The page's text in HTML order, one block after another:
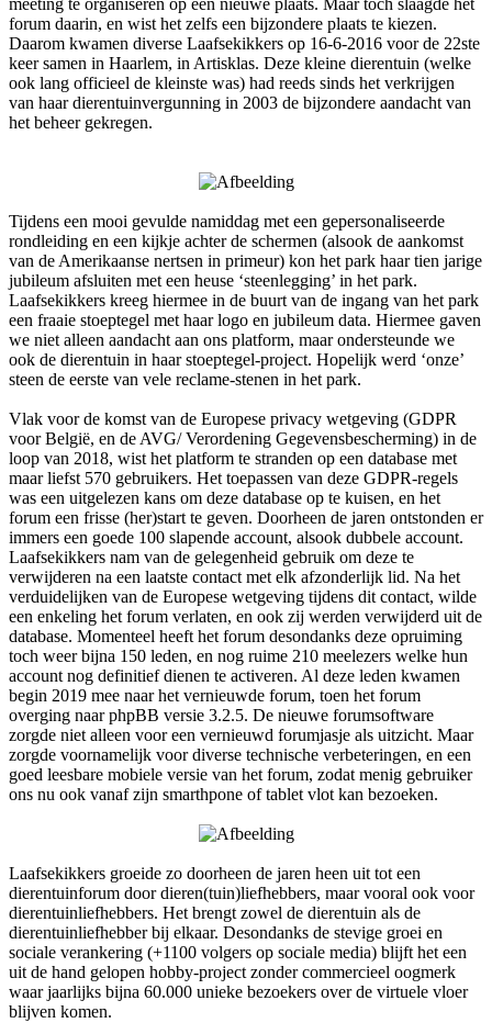
meeting te organiseren op een nieuwe plaats. Maar toch slaagde het
forum daarin, en wist het zelfs een bijzondere plaats te kiezen.
Daarom kwamen diverse Laafsekikkers op 16-6-2016 voor de 22ste
keer samen in Haarlem, in Artisklas. Deze kleine dierentuin (welke
ook lang officieel de kleinste was) had reeds sinds het verkrijgen
van haar dierentuinvergunning in 2003 de bijzondere aandacht van
het beheer gekregen.
Tijdens een mooi gevulde namiddag met een gepersonaliseerde
rondleiding en een kijkje achter de schermen (alsook de aankomst
van de Amerikaanse nertsen in primeur) kon het park haar tien jarige
jubileum afsluiten met een heuse ‘steenlegging’ in het park.
Laafsekikkers kreeg hiermee in de buurt van de ingang van het park
een fraaie stoeptegel met haar logo en jubileum data. Hiermee gaven
we niet alleen aandacht aan ons platform, maar ondersteunde we
ook de dierentuin in haar stoeptegel-project. Hopelijk werd ‘onze’
steen de eerste van vele reclame-stenen in het park.
Vlak voor de komst van de Europese privacy wetgeving (GDPR
voor België, en de AVG/ Verordening Gegevensbescherming) in de
loop van 2018, wist het platform te stranden op een database met
maar liefst 570 gebruikers. Het toepassen van deze GDPR-regels
was een uitgelezen kans om deze database op te kuisen, en het
forum een frisse (her)start te geven. Doorheen de jaren ontstonden er
immers een goede 100 slapende account, alsook dubbele account.
Laafsekikkers nam van de gelegenheid gebruik om deze te
verwijderen na een laatste contact met elk afzonderlijk lid. Na het
verduidelijken van de Europese wetgeving tijdens dit contact, wilde
een enkeling het forum verlaten, en ook zij werden verwijderd uit de
database. Momenteel heeft het forum desondanks deze opruiming
toch weer bijna 150 leden, en nog ruime 210 meelezers welke hun
account nog definitief dienen te activeren. Al deze leden kwamen
begin 2019 mee naar het vernieuwde forum, toen het forum
overging naar phpBB versie 3.2.5. De nieuwe forumsoftware
zorgde niet alleen voor een vernieuwd forumjasje als uitzicht. Maar
zorgde voornamelijk voor diverse technische verbeteringen, en een
goed leesbare mobiele versie van het forum, zodat menig gebruiker
ons nu ook vanaf zijn smarthpone of tablet vlot kan bezoeken.
Laafsekikkers groeide zo doorheen de jaren heen uit tot een
dierentuinforum door dieren(tuin)liefhebbers, maar vooral ook voor
dierentuinliefhebbers. Het brengt zowel de dierentuin als de
dierentuinliefhebber bij elkaar. Desondanks de stevige groei en
sociale verankering (+1100 volgers op sociale media) blijft het een
uit de hand gelopen hobby-project zonder commercieel oogmerk
waar jaarlijks bijna 60.000 unieke bezoekers over de virtuele vloer
blijven komen.